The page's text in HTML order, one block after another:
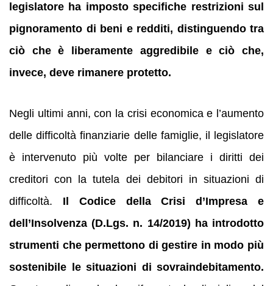
legislatore ha imposto specifiche restrizioni sul
pignoramento di beni e redditi, distinguendo tra
ciò che è liberamente aggredibile e ciò che,
invece, deve rimanere protetto.
Negli ultimi anni, con la crisi economica e l’aumento
delle difficoltà finanziarie delle famiglie, il legislatore
è intervenuto più volte per bilanciare i diritti dei
creditori con la tutela dei debitori in situazioni di
difficoltà. Il Codice della Crisi d’Impresa e
dell’Insolvenza (D.Lgs. n. 14/2019) ha introdotto
strumenti che permettono di gestire in modo più
sostenibile le situazioni di sovraindebitamento.